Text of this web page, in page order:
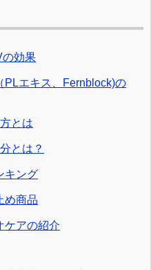
の効果
PLエキス、Fernblock)の
とは
とは？
キング
め商品
ケアの紹介